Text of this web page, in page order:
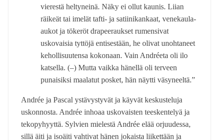
vierestä heltyneinä. Näky ei ollut kaunis. Liian
räikeät tai imelät tafti- ja satiinikankaat, venekaula-
aukot ja tökeröt drapeeraukset rumensivat
uskovaisia tyttöjä entisestään, he olivat unohtaneet
kehollisuutensa kokonaan. Vain Andréeta oli ilo
katsella. (–) Mutta vaikka hänellä oli terveen
punaisiksi maalatut posket, hän näytti väsyneeltä.”
Andrée ja Pascal ystävystyvät ja käyvät keskusteluja
uskonnosta. Andrée inhoaa uskovaisten teeskentelyä ja
tekopyhyyttä. Sylvien mielestä Andrée elää orjuudessa,
sillä äiti ja isoäiti vahtivat hänen jokaista liikettään ja